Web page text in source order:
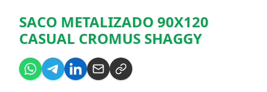
SACO METALIZADO 90X120
CASUAL CROMUS SHAGGY